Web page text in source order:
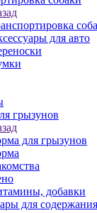
для авто
грызунов
для грызунов
добавки
для